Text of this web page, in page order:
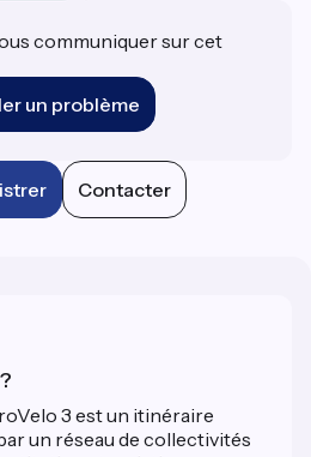
communiquer sur cet
un problème
Contacter
3 est un itinéraire
un réseau de collectivités